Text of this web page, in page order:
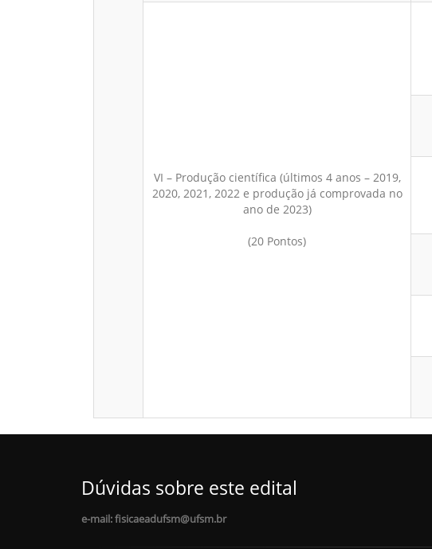
VI – Produção científica (últimos 4 anos – 2019,
2020, 2021, 2022 e produção já comprovada no
ano de 2023)
(20 Pontos)
Dúvidas sobre este edital
e-mail: fisicaeadufsm@ufsm.br